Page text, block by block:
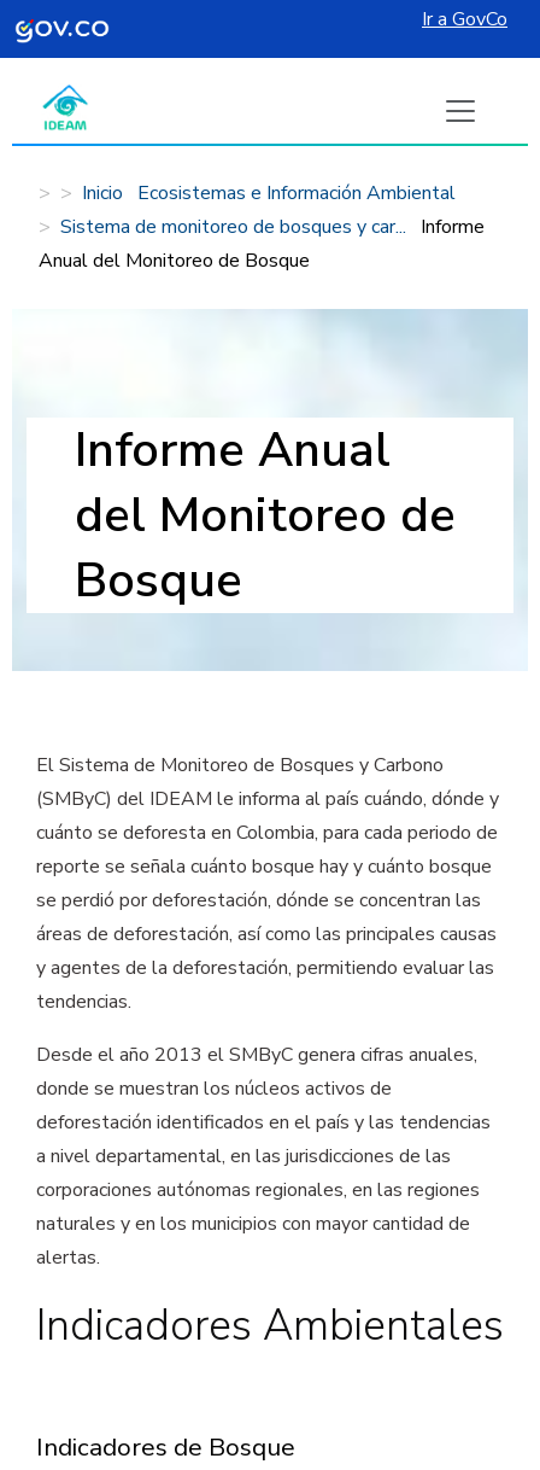
Pasar al contenido principal Ir a GovCo
Inicio
Ecosistemas e Información Ambiental
Sistema de monitoreo de bosques y car...
Informe
Anual del Monitoreo de Bosque
Informe Anual
del Monitoreo de
Bosque
El Sistema de Monitoreo de Bosques y Carbono
(SMByC) del IDEAM le informa al país cuándo, dónde y
cuánto se deforesta en Colombia, para cada periodo de
reporte se señala cuánto bosque hay y cuánto bosque
se perdió por deforestación, dónde se concentran las
áreas de deforestación, así como las principales causas
y agentes de la deforestación, permitiendo evaluar las
tendencias.
Desde el año 2013 el SMByC genera cifras anuales,
donde se muestran los núcleos activos de
deforestación identificados en el país y las tendencias
a nivel departamental, en las jurisdicciones de las
corporaciones autónomas regionales, en las regiones
naturales y en los municipios con mayor cantidad de
alertas.
Indicadores Ambientales
Indicadores de Bosque